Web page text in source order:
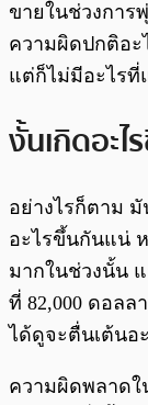
ขายในช่วงการ
ความผิดปกติอะ
แต่ก็ไม่มีอะไรที่
งั้นเกิดอะไ
อย่างไรก็ตาม มั
อะไรขึ้นกันแน่
มากในช่วงนั้น
ที่ 82,000 ดอล
ได้ดูจะตื่นเต้นอ
ความผิดพลาดใ